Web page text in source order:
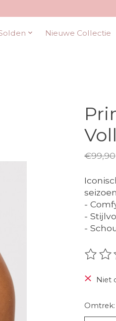
Nieuwe Collectie
€99,90
-
-
-
De
Niet
Omtrek: